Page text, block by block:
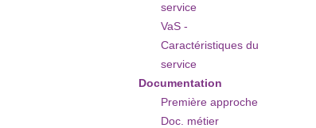
service
VaS -
Caractéristiques du
service
Documentation
Première approche
Doc. métier